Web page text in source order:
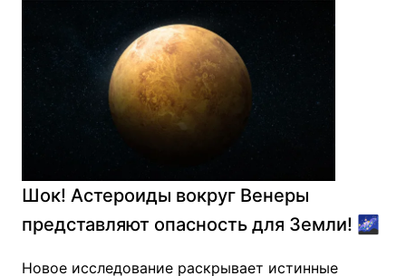
Шок! Астероиды вокруг Венеры
представляют опасность для Земли! 🌌
Новое исследование раскрывает истинные